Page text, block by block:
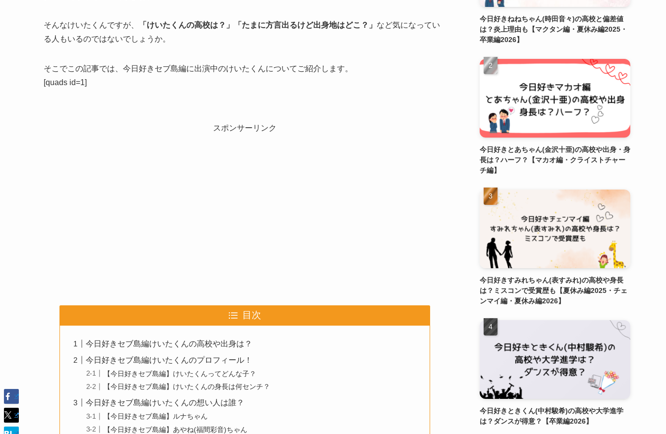
そんなけいたくんですが、 「けいたくんの高校は？」「たまに方言出るけど出身地はどこ？」 など気になってい
る人もいるのではないでしょうか。
そこでこの記事では、今日好きセブ島編に出演中のけいたくんについてご紹介します。
[quads id=1]
スポンサーリンク
目次
今日好きセブ島編けいたくんの高校や出身は？
今日好きセブ島編けいたくんのプロフィール！
【今日好きセブ島編】けいたくんってどんな子？
【今日好きセブ島編】けいたくんの身長は何センチ？
今日好きセブ島編けいたくんの想い人は誰？
【今日好きセブ島編】ルナちゃん
【今日好きセブ島編】あやね(福間彩音)ちゃん
今日好きねねちゃん(時田音々)の高校と偏差値
は？炎上理由も【マクタン編・夏休み編2025・
卒業編2026】
今日好きとあちゃん(金沢十亜)の高校や出身・身
長は？ハーフ？【マカオ編・クライストチャー
チ編】
今日好きすみれちゃん(表すみれ)の高校や身長
は？ミスコンで受賞歴も【夏休み編2025・チェ
ンマイ編・夏休み編2026】
今日好きときくん(中村駿希)の高校や大学進学
は？ダンスが得意？【卒業編2026】